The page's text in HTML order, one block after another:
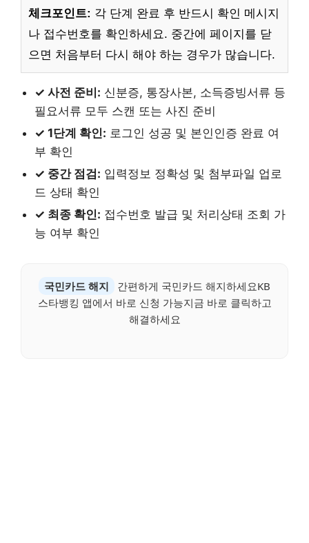
체크포인트: 각 단계 완료 후 반드시 확인 메시지
나 접수번호를 확인하세요. 중간에 페이지를 닫
으면 처음부터 다시 해야 하는 경우가 많습니다.
✓ 사전 준비: 신분증, 통장사본, 소득증빙서류 등
필요서류 모두 스캔 또는 사진 준비
✓ 1단계 확인: 로그인 성공 및 본인인증 완료 여
부 확인
✓ 중간 점검: 입력정보 정확성 및 첨부파일 업로
드 상태 확인
✓ 최종 확인: 접수번호 발급 및 처리상태 조회 가
능 여부 확인
국민카드 해지
간편하게 국민카드 해지하세요KB
스타뱅킹 앱에서 바로 신청 가능지금 바로 클릭하고
해결하세요